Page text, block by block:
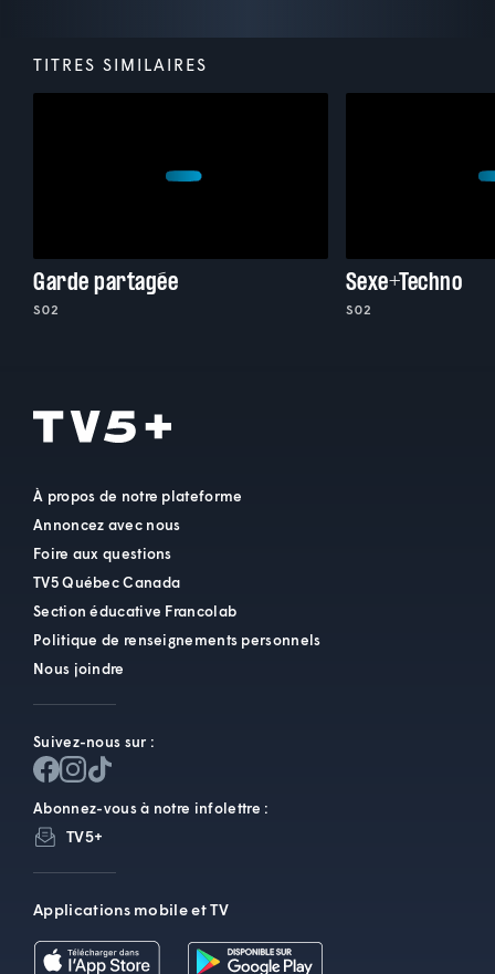
TITRES SIMILAIRES
Garde partagée
S02
Sexe+Techno
S02
À propos de notre plateforme
Annoncez avec nous
Foire aux questions
TV5 Québec Canada
Section éducative Francolab
Politique de renseignements personnels
Nous joindre
Suivez-nous sur :
Abonnez-vous à notre infolettre :
TV5+
Applications mobile et TV